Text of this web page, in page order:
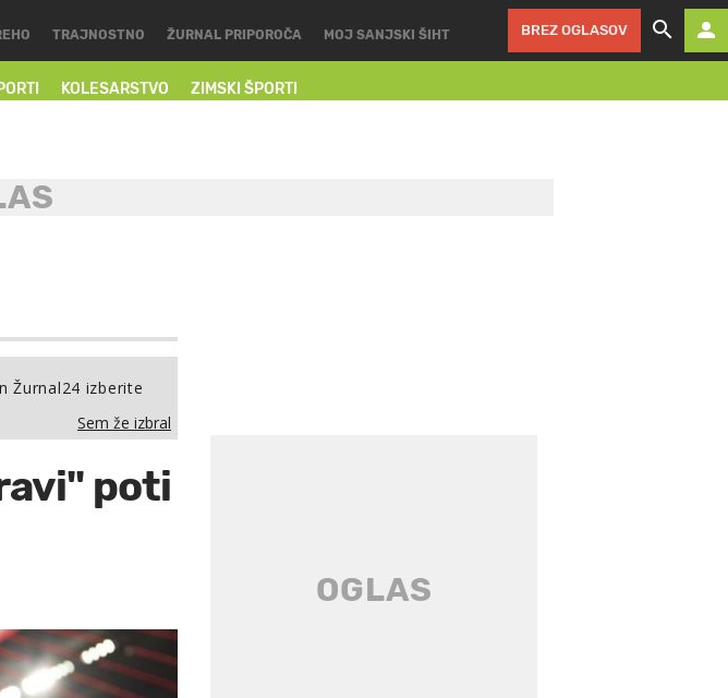
KOLESARSTVO ZIMSKI ŠPORTI
TRAJNOSTNO ŽURNAL PRIPOROČA MOJ SANJSKI ŠIHT BREZ OGLASOV
Žurnal24 izberite
Sem že izbral
poti